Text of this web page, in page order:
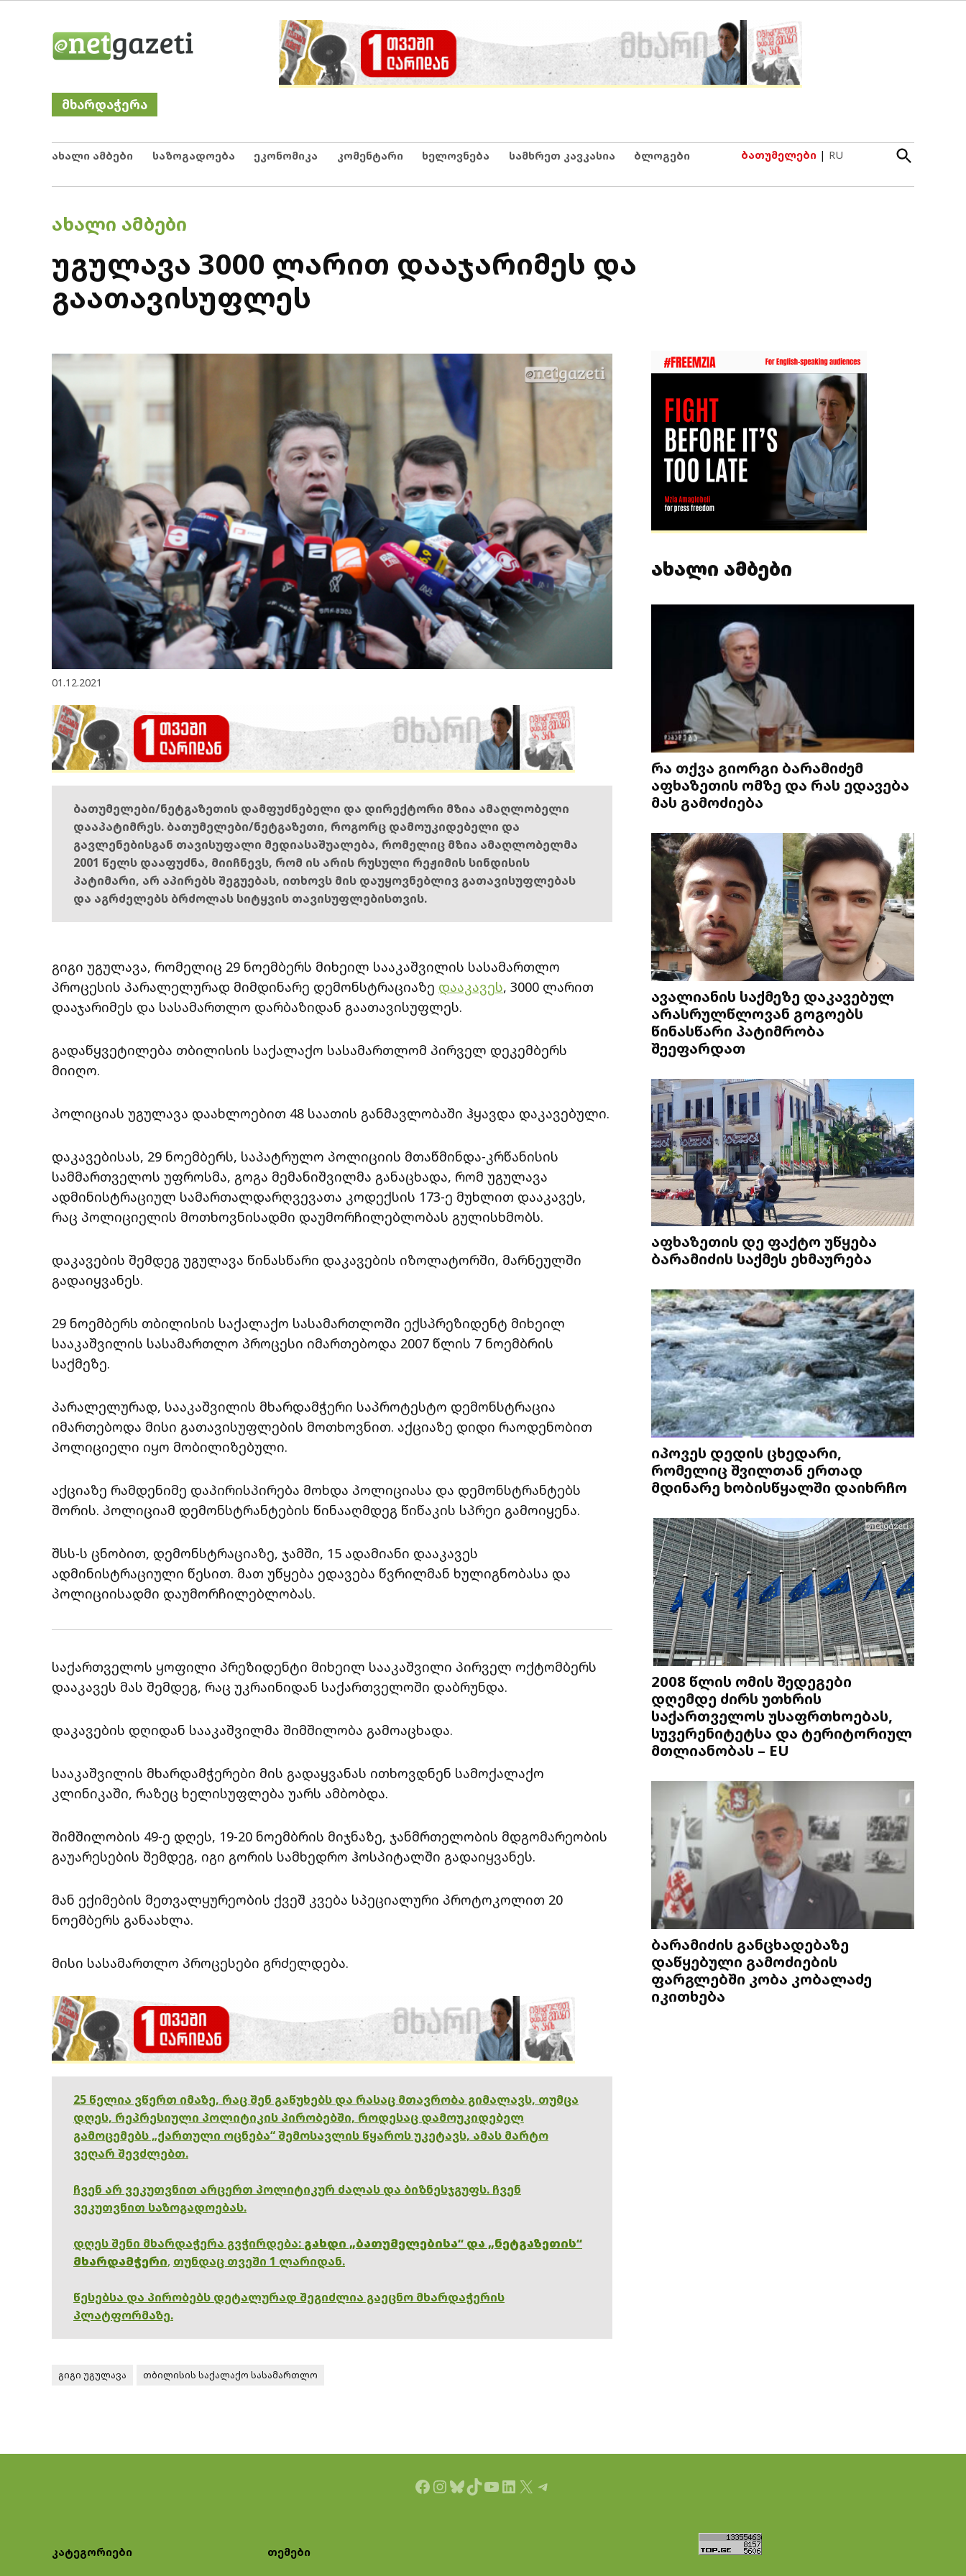
Netgazeti
მხარდაჭერა
ახალი ამბები საზოგადოება ეკონომიკა კომენტარი ხელოვნება სამხრეთ კავკასია ბლოგები ბათუმელები | RU
Open
Search
POSTED
ᲐᲮᲐᲚᲘ ᲐᲛᲑᲔᲑᲘ
უგულავა 3000 ლარით დააჯარიმეს და
გაათავისუფლეს
01.12.2021
ბათუმელები/ნეტგაზეთის დამფუძნებელი და დირექტორი მზია ამაღლობელი
დააპატიმრეს. ბათუმელები/ნეტგაზეთი, როგორც დამოუკიდებელი და
გავლენებისგან თავისუფალი მედიასაშუალება, რომელიც მზია ამაღლობელმა
2001 წელს დააფუძნა, მიიჩნევს, რომ ის არის რუსული რეჟიმის სინდისის
პატიმარი, არ აპირებს შეგუებას, ითხოვს მის დაუყოვნებლივ გათავისუფლებას
და აგრძელებს ბრძოლას სიტყვის თავისუფლებისთვის.
გიგი უგულავა, რომელიც 29 ნოემბერს მიხეილ სააკაშვილის სასამართლო
პროცესის პარალელურად მიმდინარე დემონსტრაციაზე დააკავეს, 3000 ლარით
დააჯარიმეს და სასამართლო დარბაზიდან გაათავისუფლეს.
გადაწყვეტილება თბილისის საქალაქო სასამართლომ პირველ დეკემბერს
მიიღო.
პოლიციას უგულავა დაახლოებით 48 საათის განმავლობაში ჰყავდა დაკავებული.
დაკავებისას, 29 ნოემბერს, საპატრულო პოლიციის მთაწმინდა-კრწანისის
სამმართველოს უფროსმა, გოგა მემანიშვილმა განაცხადა, რომ უგულავა
ადმინისტრაციულ სამართალდარღვევათა კოდექსის 173-ე მუხლით დააკავეს,
რაც პოლიციელის მოთხოვნისადმი დაუმორჩილებლობას გულისხმობს.
დაკავების შემდეგ უგულავა წინასწარი დაკავების იზოლატორში, მარნეულში
გადაიყვანეს.
29 ნოემბერს თბილისის საქალაქო სასამართლოში ექსპრეზიდენტ მიხეილ
სააკაშვილის სასამართლო პროცესი იმართებოდა 2007 წლის 7 ნოემბრის
საქმეზე.
პარალელურად, სააკაშვილის მხარდამჭერი საპროტესტო დემონსტრაცია
იმართებოდა მისი გათავისუფლების მოთხოვნით. აქციაზე დიდი რაოდენობით
პოლიციელი იყო მობილიზებული.
აქციაზე რამდენიმე დაპირისპირება მოხდა პოლიციასა და დემონსტრანტებს
შორის. პოლიციამ დემონსტრანტების წინააღმდეგ წიწაკის სპრეი გამოიყენა.
შსს-ს ცნობით, დემონსტრაციაზე, ჯამში, 15 ადამიანი დააკავეს
ადმინისტრაციული წესით. მათ უწყება ედავება წვრილმან ხულიგნობასა და
პოლიციისადმი დაუმორჩილებლობას.
საქართველოს ყოფილი პრეზიდენტი მიხეილ სააკაშვილი პირველ ოქტომბერს
დააკავეს მას შემდეგ, რაც უკრაინიდან საქართველოში დაბრუნდა.
დაკავების დღიდან სააკაშვილმა შიმშილობა გამოაცხადა.
სააკაშვილის მხარდამჭერები მის გადაყვანას ითხოვდნენ სამოქალაქო
კლინიკაში, რაზეც ხელისუფლება უარს ამბობდა.
შიმშილობის 49-ე დღეს, 19-20 ნოემბრის მიჯნაზე, ჯანმრთელობის მდგომარეობის
გაუარესების შემდეგ, იგი გორის სამხედრო ჰოსპიტალში გადაიყვანეს.
მან ექიმების მეთვალყურეობის ქვეშ კვება სპეციალური პროტოკოლით 20
ნოემბერს განაახლა.
მისი სასამართლო პროცესები გრძელდება.
25 წელია ვწერთ იმაზე, რაც შენ გაწუხებს და რასაც მთავრობა გიმალავს, თუმცა
დღეს, რეპრესიული პოლიტიკის პირობებში, როდესაც დამოუკიდებელ
გამოცემებს „ქართული ოცნება“ შემოსავლის წყაროს უკეტავს, ამას მარტო
ვეღარ შევძლებთ.
ჩვენ არ ვეკუთვნით არცერთ პოლიტიკურ ძალას და ბიზნესჯგუფს. ჩვენ
ვეკუთვნით საზოგადოებას.
დღეს შენი მხარდაჭერა გვჭირდება: გახდი „ბათუმელებისა“ და „ნეტგაზეთის“
მხარდამჭერი, თუნდაც თვეში 1 ლარიდან.
წესებსა და პირობებს დეტალურად შეგიძლია გაეცნო მხარდაჭერის
პლატფორმაზე.
გიგი უგულავა თბილისის საქალაქო სასამართლო
ახალი ამბები
რა თქვა გიორგი ბარამიძემ
აფხაზეთის ომზე და რას ედავება
მას გამოძიება
ავალიანის საქმეზე დაკავებულ
არასრულწლოვან გოგოებს
წინასწარი პატიმრობა
შეეფარდათ
აფხაზეთის დე ფაქტო უწყება
ბარამიძის საქმეს ეხმაურება
იპოვეს დედის ცხედარი,
რომელიც შვილთან ერთად
მდინარე ხობისწყალში დაიხრჩო
2008 წლის ომის შედეგები
დღემდე ძირს უთხრის
საქართველოს უსაფრთხოებას,
სუვერენიტეტსა და ტერიტორიულ
მთლიანობას – EU
ბარამიძის განცხადებაზე
დაწყებული გამოძიების
ფარგლებში კობა კობალაძე
იკითხება
Facebook
Instagram
Bluesky
TikTok
YouTube
LinkedIn
X Telegram
კატეგორიები თემები